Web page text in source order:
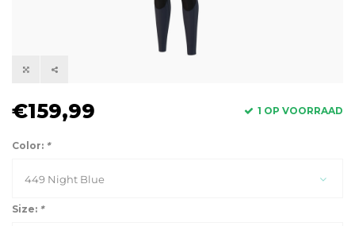
€159,99 1 OP VOORRAAD
Color: *
449 Night Blue
Size: *